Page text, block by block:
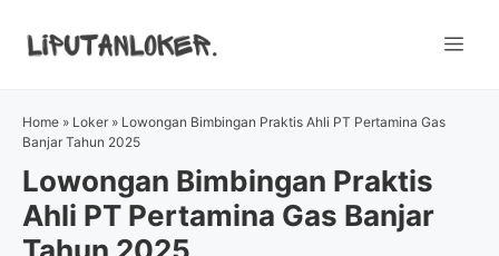
Home » Loker » Lowongan Bimbingan Praktis Ahli PT Pertamina Gas
Banjar Tahun 2025
Lowongan Bimbingan Praktis
Ahli PT Pertamina Gas Banjar